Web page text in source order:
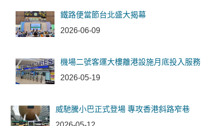
鐵路便當節台北盛大揭幕
2026-06-09
機場二號客運大樓離港設施月底投入服務
2026-05-19
威馳騰小巴正式登場 專攻香港斜路窄巷